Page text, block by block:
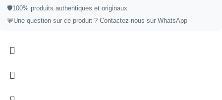
🛡️100% produits authentiques et originaux
💬Une question sur ce produit ? Contactez-nous sur WhatsApp